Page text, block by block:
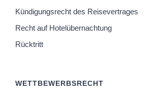
Kündigungsrecht des Reisevertrages
Recht auf Hotelübernachtung
Rücktritt
WETTBEWERBSRECHT